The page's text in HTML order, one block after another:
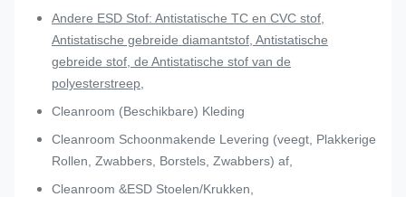
AF0631
Diamant
2.5mm
50DFDY*50DDTY
135-
Andere ESD Stof: Antistatische TC en CVC stof,
Antistatische gebreide diamantstof, Antistatische
gebreide stof, de Antistatische stof van de
polyesterstreep,
Cleanroom (Beschikbare) Kleding
Cleanroom Schoonmakende Levering (veegt, Plakkerige
Rollen, Zwabbers, Borstels, Zwabbers) af,
Cleanroom &ESD Stoelen/Krukken,